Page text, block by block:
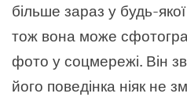
більше зараз у будь-
тож вона може
фото у соцмережі. Він
його поведінка ніяк не